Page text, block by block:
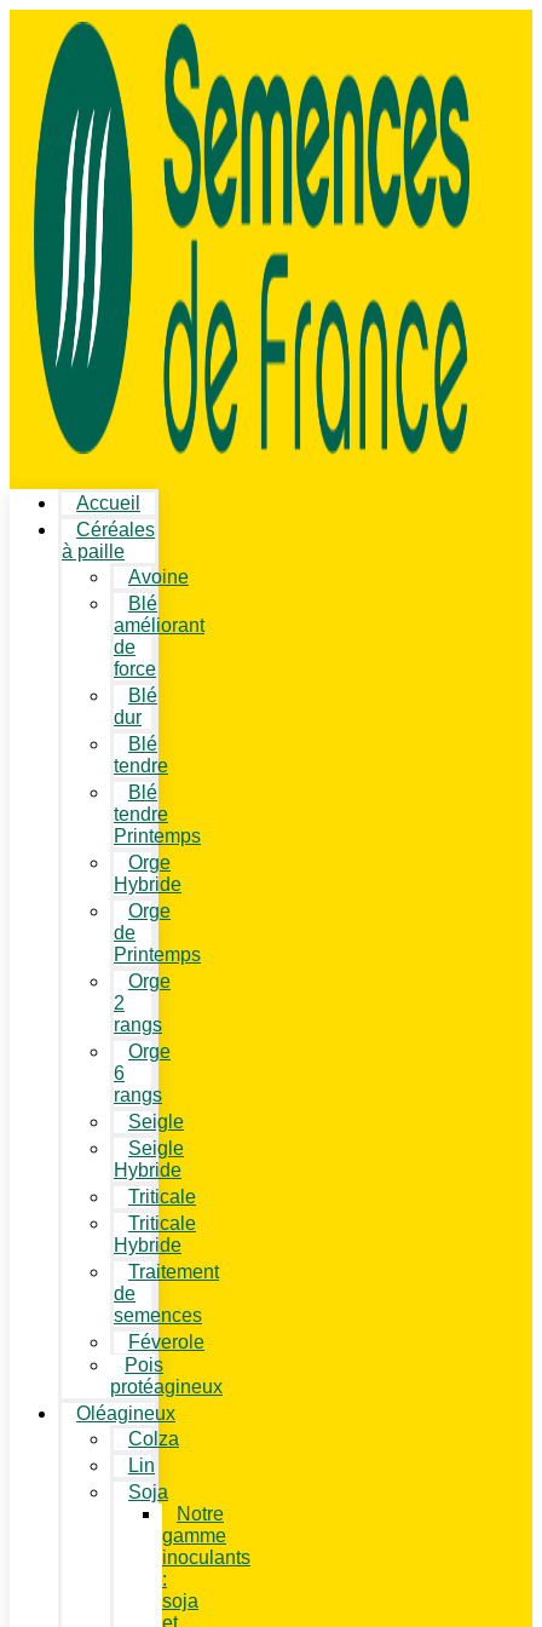
Accueil
Céréales
à paille
Avoine
Blé
améliorant
de
force
Blé
dur
Blé
tendre
Blé
tendre
Printemps
Orge
Hybride
Orge
de
Printemps
Orge
2
rangs
Orge
6
rangs
Seigle
Seigle
Hybride
Triticale
Triticale
Hybride
Traitement
de
semences
Féverole
Pois
protéagineux
Oléagineux
Colza
Lin
Soja
Notre
gamme
inoculants
:
soja
et